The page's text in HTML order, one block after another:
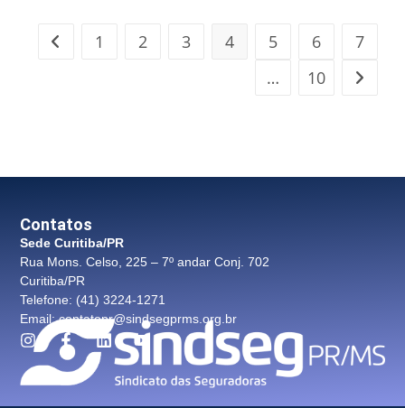
1 2 3 4 5 6
7
…
10
Contatos
Sede Curitiba/PR
Rua Mons. Celso, 225 – 7º andar Conj. 702
Curitiba/PR
Telefone: (41) 3224-1271
Email: contatopr@sindsegprms.org.br